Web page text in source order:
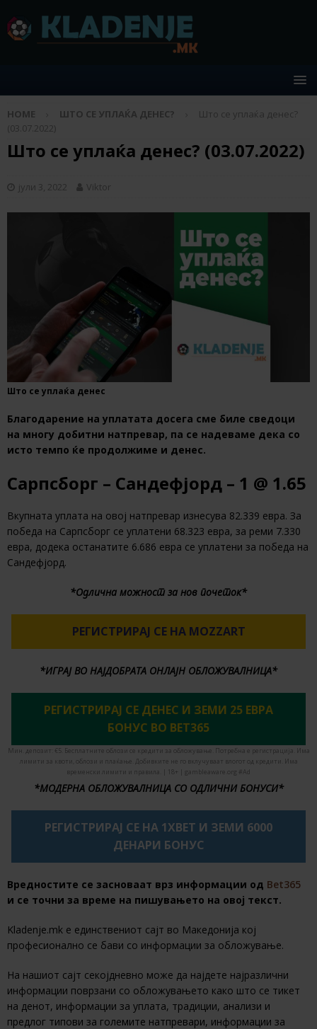
HOME ШТО СЕ УПЛАЌА ДЕНЕС?
Што се уплаќа денес?
(03.07.2022)
Што се уплаќа денес? (03.07.2022)
јули 3, 2022 Viktor
Што се уплаќа денес
Благодарение на уплатата досега сме биле сведоци
на многу добитни натпревар, па се надеваме дека со
исто темпо ќе продолжиме и денес.
Сарпсборг – Сандефјорд – 1 @ 1.65
Вкупната уплата на овој натпревар изнесува 82.339 евра. За
победа на Сарпсборг се уплатени 68.323 евра, за реми 7.330
евра, додека останатите 6.686 евра се уплатени за победа на
Сандефјорд.
*Одлична можност за нов почеток*
РЕГИСТРИРАЈ СЕ НА MOZZART
*ИГРАЈ ВО НАЈДОБРАТА ОНЛАЈН ОБЛОЖУВАЛНИЦА*
РЕГИСТРИРАЈ СЕ ДЕНЕС И ЗЕМИ 25 ЕВРА
БОНУС ВО BET365
Мин. депозит: €5. Бесплатните облози се кредити за обложување. Потребна е регистрација. Има
лимити за квоти, облози и плаќање. Добивките не го вклучуваат влогот од кредити. Има
временски лимити и правила. | 18+ | gambleaware.org #Ad
*МОДЕРНА ОБЛОЖУВАЛНИЦА СО ОДЛИЧНИ БОНУСИ*
РЕГИСТРИРАЈ СЕ НА 1XBET И ЗЕМИ 6000
ДЕНАРИ БОНУС
Вредностите се засноваат врз информации од Bet365
и се точни за време на пишувањето на овој текст.
Kladenje.mk е единствениот сајт во Македонија кој
професионално се бави со информации за обложување.
На нашиот сајт секојдневно може да најдете најразлични
информации поврзани со обложувањето како што се тикет
на денот, информации за уплата, традиции, анализи и
предлог типови за големите натпревари, информации за